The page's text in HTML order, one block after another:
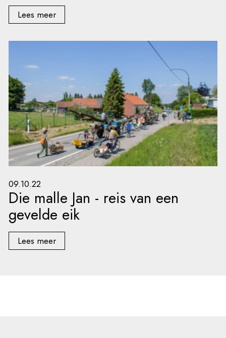
Lees meer
09.10.22
Die malle Jan - reis van een
gevelde eik
Lees meer